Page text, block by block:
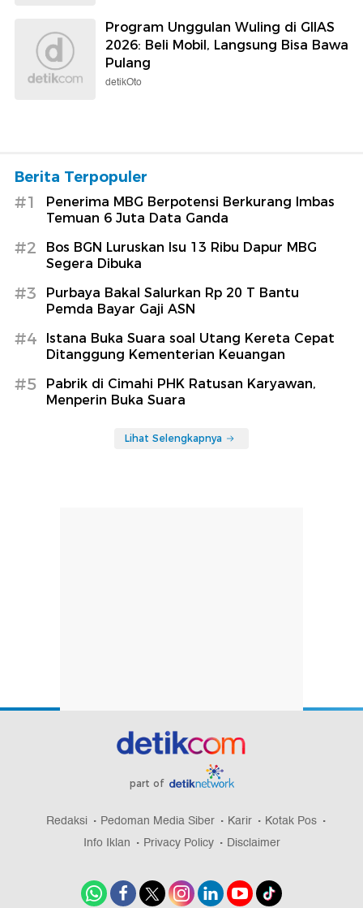
Program Unggulan Wuling di GIIAS
2026: Beli Mobil, Langsung Bisa Bawa
Pulang
detikOto
Berita Terpopuler
#1
Penerima MBG Berpotensi Berkurang Imbas
Temuan 6 Juta Data Ganda
#2
Bos BGN Luruskan Isu 13 Ribu Dapur MBG
Segera Dibuka
#3
Purbaya Bakal Salurkan Rp 20 T Bantu
Pemda Bayar Gaji ASN
#4
Istana Buka Suara soal Utang Kereta Cepat
Ditanggung Kementerian Keuangan
#5
Pabrik di Cimahi PHK Ratusan Karyawan,
Menperin Buka Suara
Lihat Selengkapnya
part of
Redaksi Pedoman Media Siber Karir
Kotak Pos
Info Iklan
Privacy Policy Disclaimer